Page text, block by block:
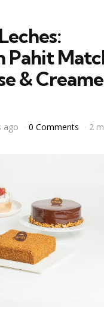
Pahit
&
ago 0 Comments 2